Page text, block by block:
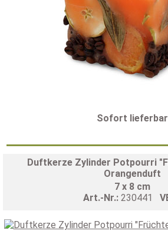
Sofort lieferbar
Duftkerze Zylinder Potpourri
Orangenduft
7 x 8 cm
Art.-Nr.: 230441